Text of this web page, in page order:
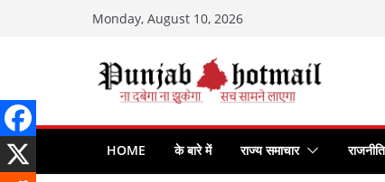
Monday, August 10, 2026
HOME के बारे में राज्य समाचार